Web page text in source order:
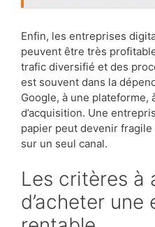
Enfin, les entreprises
peuvent être très
trafic diversifié et des
est souvent dans la
Google, à une plateforme,
d’acquisition. Une
papier peut devenir
sur un seul canal.
Les critères à analyser avant
d’acheter une